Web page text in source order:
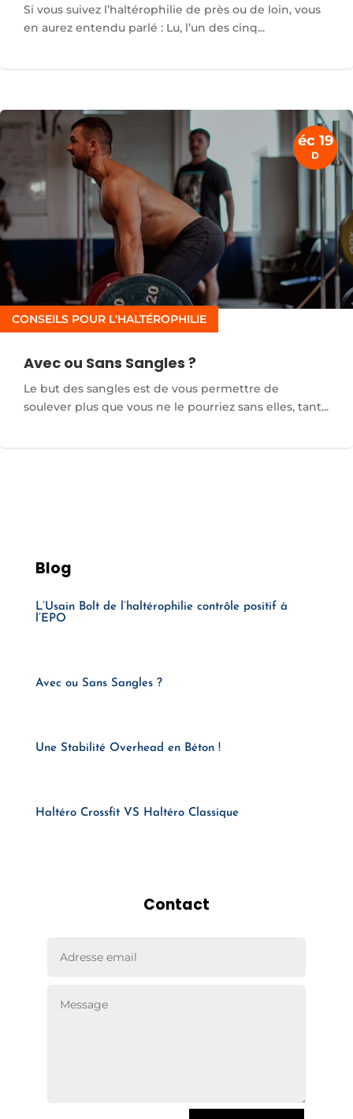
Si vous suivez l’haltérophilie de près ou de loin, vous
en aurez entendu parlé : Lu, l’un des cinq...
Avec ou Sans Sangles ?
CONSEILS POUR L'HALTÉROPHILIE
Le but des sangles est de vous permettre de
soulever plus que vous ne le pourriez sans elles, tant...
éc 19
D
Blog
L’Usain Bolt de l’haltérophilie contrôle positif à
l’EPO
Avec ou Sans Sangles ?
Une Stabilité Overhead en Béton !
Haltéro Crossfit VS Haltéro Classique
Contact